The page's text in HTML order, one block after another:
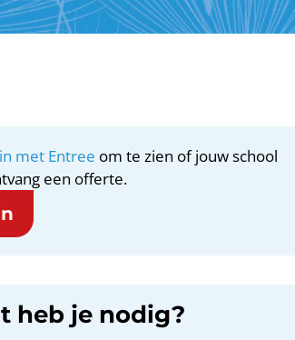
met Entree om te zien of jouw school
een offerte.
heb je nodig?